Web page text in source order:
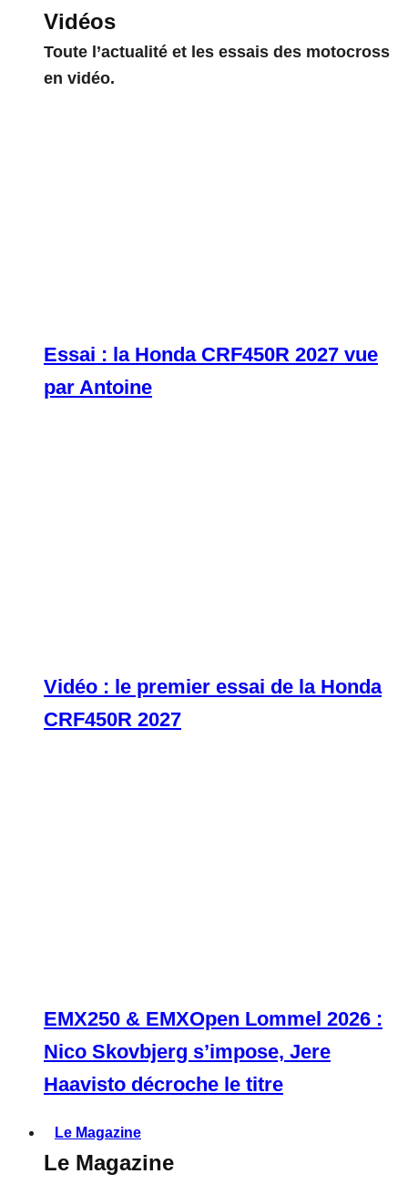
Vidéos
Toute l’actualité et les essais des motocross
en vidéo.
Essai : la Honda CRF450R 2027 vue
par Antoine
Vidéo : le premier essai de la Honda
CRF450R 2027
EMX250 & EMXOpen Lommel 2026 :
Nico Skovbjerg s’impose, Jere
Haavisto décroche le titre
Le Magazine
Le Magazine